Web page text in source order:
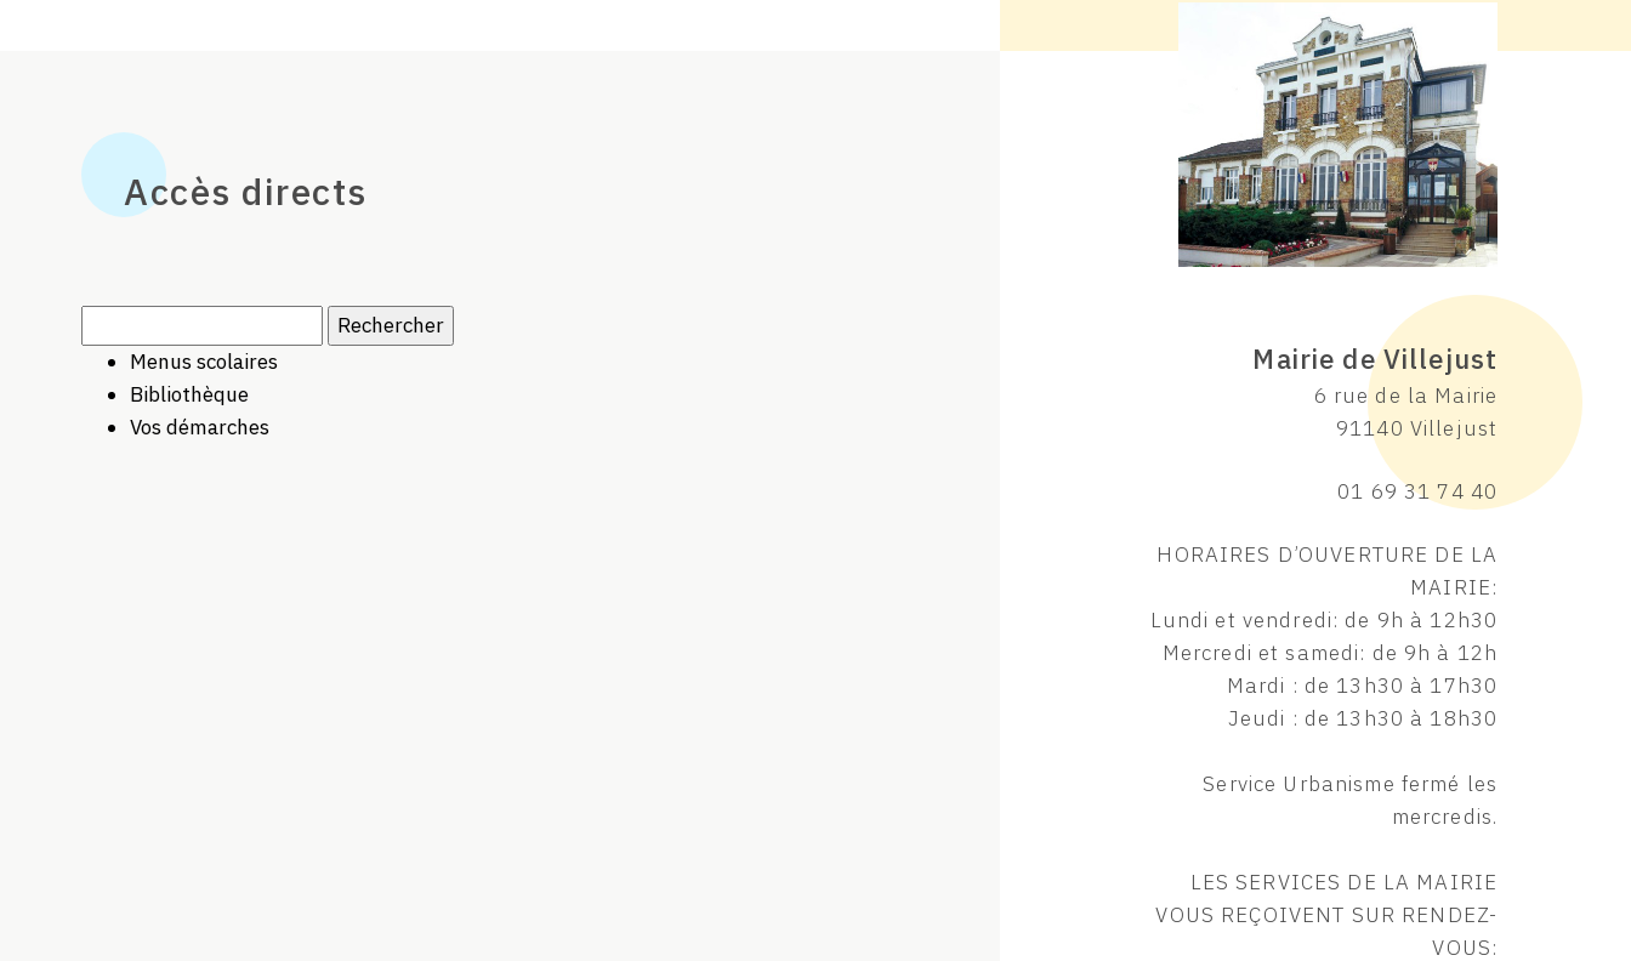
Accès directs
Menus scolaires
Bibliothèque
Vos démarches
Mairie de Villejust
6 rue de la Mairie
91140 Villejust
01 69 31 74 40
HORAIRES D’OUVERTURE DE LA
MAIRIE:
Lundi et vendredi: de 9h à 12h30
Mercredi et samedi: de 9h à 12h
Mardi : de 13h30 à 17h30
Jeudi : de 13h30 à 18h30
Service Urbanisme fermé les
mercredis.
LES SERVICES DE LA MAIRIE
VOUS REÇOIVENT SUR RENDEZ-
VOUS: